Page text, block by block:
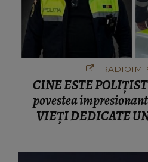
CINE ESTE
povestea
VIEȚI DEDICATE